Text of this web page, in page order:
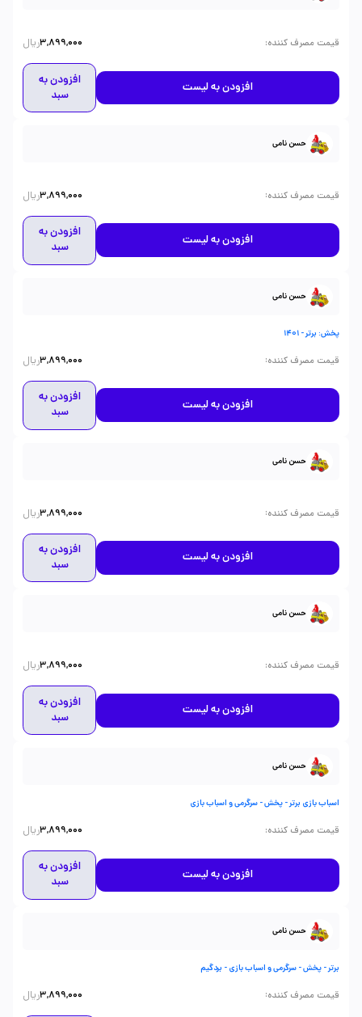
قیمت مصرف کننده:
3,899,000ریال
افزودن به لیست
افزودن به
سبد
حسن نامی
قیمت مصرف کننده:
3,899,000ریال
افزودن به لیست
افزودن به
سبد
حسن نامی
پخش: برتر - 1401
قیمت مصرف کننده:
3,899,000ریال
افزودن به لیست
افزودن به
سبد
حسن نامی
قیمت مصرف کننده:
3,899,000ریال
افزودن به لیست
افزودن به
سبد
حسن نامی
قیمت مصرف کننده:
3,899,000ریال
افزودن به لیست
افزودن به
سبد
حسن نامی
اسباب بازی برتر - پخش - سرگرمی و اسباب بازی
قیمت مصرف کننده:
3,899,000ریال
افزودن به لیست
افزودن به
سبد
حسن نامی
برتر - پخش - سرگرمی و اسباب بازی - بردگیم
قیمت مصرف کننده:
3,899,000ریال